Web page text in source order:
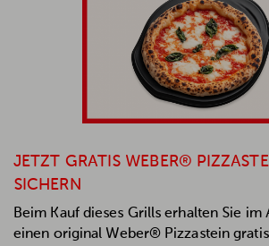
JETZT GRATIS WEBER®
SICHERN
Beim Kauf dieses Grills erhalten Sie im
einen original Weber® Pizzastein